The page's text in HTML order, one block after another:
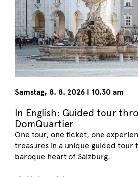
Samstag, 8. 8. 2026 10.30 am
In English: Guided tour
DomQuartier
One tour, one ticket, one
treasures in a unique guided tour
baroque heart of Salzburg.